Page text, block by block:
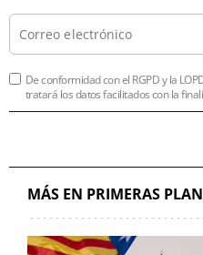
De conformidad con el RGPD y la
tratará los datos facilitados con la
MÁS EN PRIMERAS